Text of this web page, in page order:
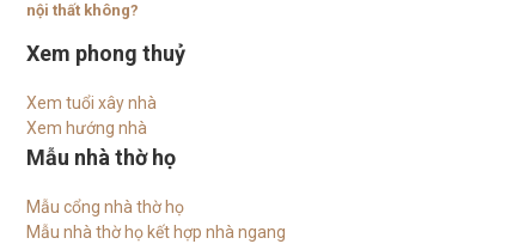
nội thất không?
Xem phong thuỷ
Xem tuổi xây nhà
Xem hướng nhà
Mẫu nhà thờ họ
Mẫu cổng nhà thờ họ
Mẫu nhà thờ họ kết hợp nhà ngang